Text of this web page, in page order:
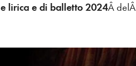
lirica e di balletto 2024Â delÂ